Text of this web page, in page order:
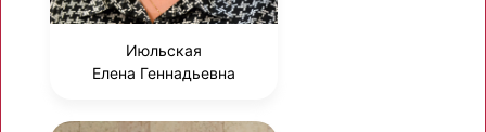
Июльская
Елена Геннадьевна